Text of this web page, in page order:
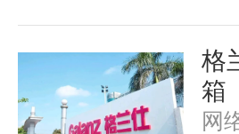
格
箱
网